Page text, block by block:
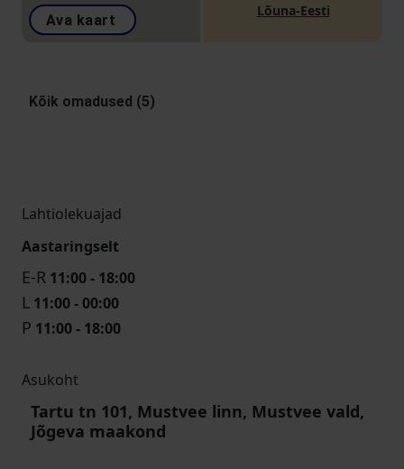
Ava kaart
Lõuna-Eesti
Kõik omadused (5)
Lahtiolekuajad
Aastaringselt
E-R 11:00 - 18:00
L 11:00 - 00:00
P 11:00 - 18:00
Asukoht
Tartu tn 101, Mustvee linn, Mustvee vald,
Jõgeva maakond